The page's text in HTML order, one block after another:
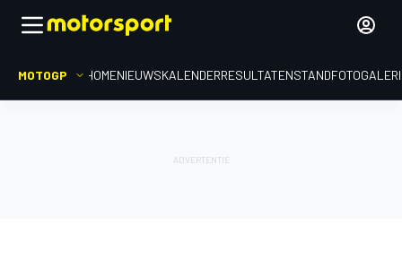
MOTOGP HOMENIEUWSKALENDERRESULTATENSTAND